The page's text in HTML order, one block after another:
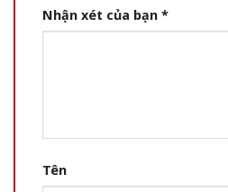
Nhận xét của bạn *
Tên